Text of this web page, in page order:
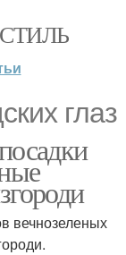
глаз
вечнозеленых